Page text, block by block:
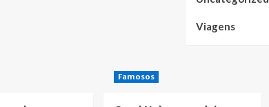
Viagens
Famosos